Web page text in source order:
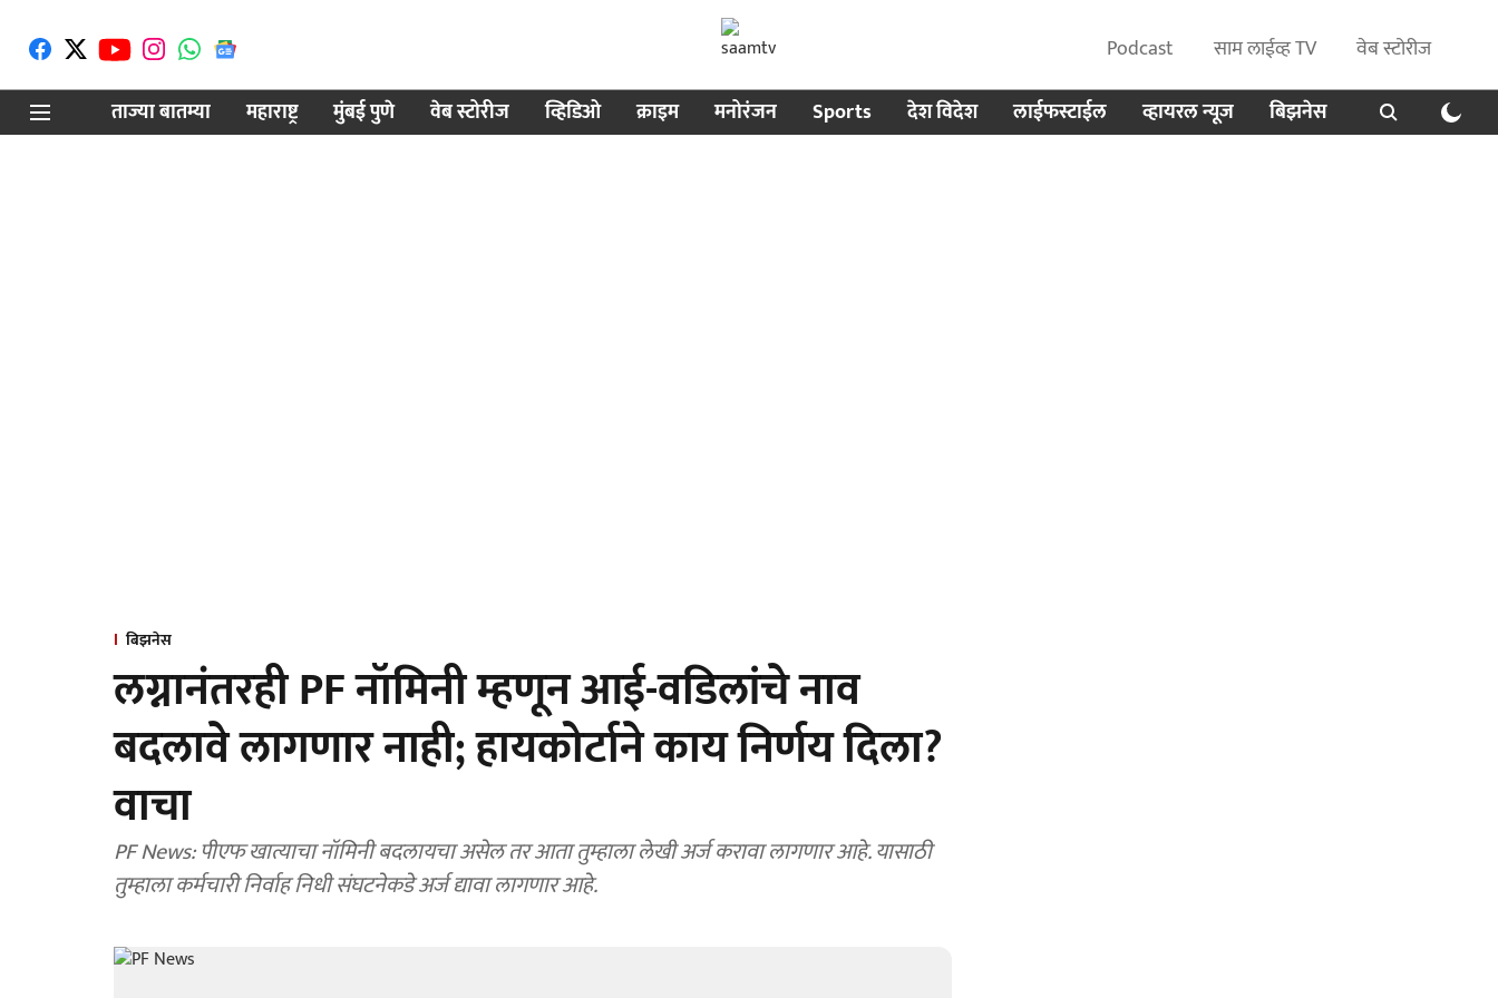
Podcast साम लाईव्ह TV
वेब स्टोरीज
ताज्या बातम्या
महाराष्ट्र मुंबई पुणे वेब स्टोरीज व्हिडिओ क्राइम मनोरंजन Sports देश विदेश लाईफस्टाईल व्हायरल न्यूज बिझनेस
बिझनेस
लग्नानंतरही PF नॉमिनी म्हणून आई-वडिलांचे नाव
बदलावे लागणार नाही; हायकोर्टाने काय निर्णय दिला?
वाचा
PF News: पीएफ खात्याचा नॉमिनी बदलायचा असेल तर आता तुम्हाला लेखी अर्ज करावा लागणार आहे. यासाठी
तुम्हाला कर्मचारी निर्वाह निधी संघटनेकडे अर्ज द्यावा लागणार आहे.